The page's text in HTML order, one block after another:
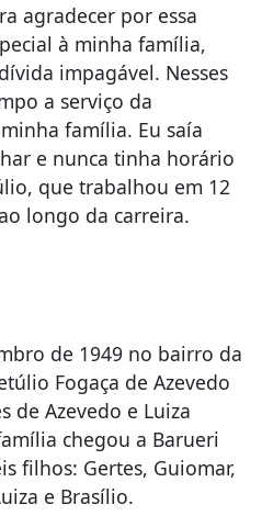
agradecer por essa
à minha família,
impagável. Nesses
a serviço da
família. Eu saía
e nunca tinha horário
que trabalhou em 12
longo da carreira.
de 1949 no bairro da
Fogaça de Azevedo
de Azevedo e Luiza
chegou a Barueri
filhos: Gertes, Guiomar,
e Brasílio.